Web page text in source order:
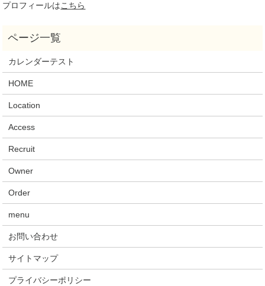
プロフィールはこちら
カレンダーテスト
HOME
Location
Access
Recruit
Owner
Order
menu
お問い合わせ
サイトマップ
プライバシーポリシー